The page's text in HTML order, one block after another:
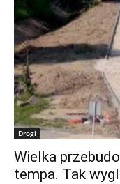
Drogi
Wielka
tempa. Tak